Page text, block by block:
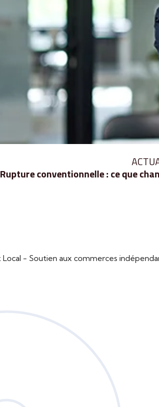
Rupture conventionnelle : ce que
Local - Soutien aux commerces